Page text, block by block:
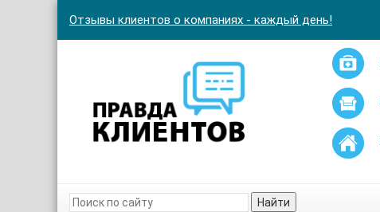
Отзывы клиентов о компаниях - каждый день!
Найти